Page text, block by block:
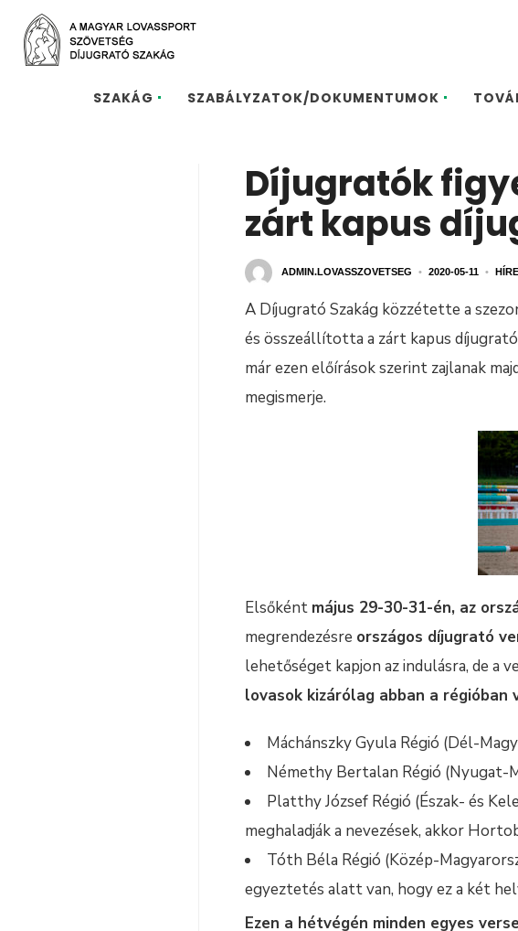
SZAKÁG SZABÁLYZATOK/DOKUMENTUMOK
Díjugratók
zárt kapus
ADMIN.LOVASSZOVETSEG • 2020-05-11 •
A Díjugrató Szakág közzétette a
és összeállította a zárt kapus
már ezen előírások szerint zajlanak
megismerje.
Elsőként május 29-30-31-én, az
megrendezésre országos díjugrató
lehetőséget kapjon az indulásra, de a
lovasok kizárólag abban a
Máchánszky Gyula Régió (Dél-
Némethy Bertalan Régió (Nyugat-
Platthy József Régió (Észak- és
meghaladják a nevezések, akkor
Tóth Béla Régió (Közép-
egyeztetés alatt van, hogy ez a két
Ezen a hétvégén minden egyes